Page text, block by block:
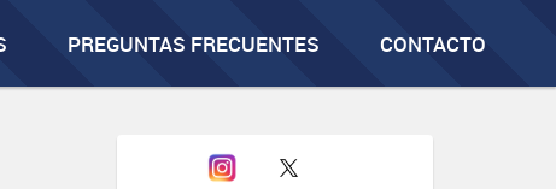
PREGUNTAS FRECUENTES CONTACTO